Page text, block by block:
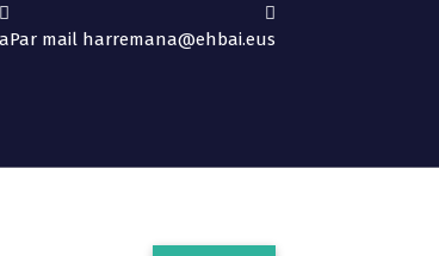
Par mail harremana@ehbai.eus